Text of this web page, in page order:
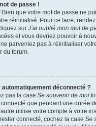
de passe !
Bien que votre mot de passe ne
réinitialisé. Pour ce faire,
sur J’ai oublié mon mot de
et vous devriez pouvoir à
parveniez pas à réinitialiser
du forum.
automatiquement déconnecté ?
pas la case Se souvenir de moi
que pendant une durée
utilise votre compte à votre
connecté, cochez la case Se